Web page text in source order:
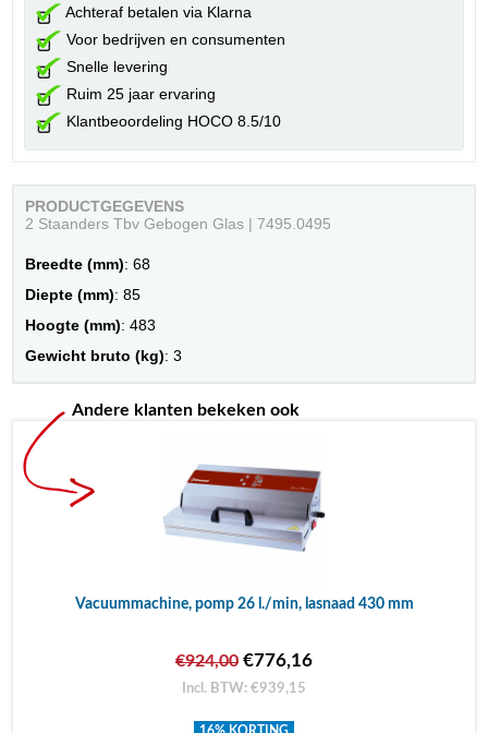
Achteraf betalen via Klarna
Voor bedrijven en consumenten
Snelle levering
Ruim 25 jaar ervaring
Klantbeoordeling HOCO 8.5/10
PRODUCTGEGEVENS
2 Staanders Tbv Gebogen Glas | 7495.0495
Breedte (mm): 68
Diepte (mm): 85
Hoogte (mm): 483
Gewicht bruto (kg): 3
Andere klanten bekeken ook
Vacuummachine, pomp 26 l./min, lasnaad 430 mm
€924,00 €776,16
Incl. BTW: €939,15